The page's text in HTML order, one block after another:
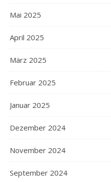
Mai 2025
April 2025
März 2025
Februar 2025
Januar 2025
Dezember 2024
November 2024
September 2024